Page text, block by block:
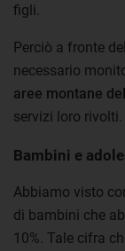
figli.
Perciò a fronte
necessario
aree montane
servizi loro rivolti.
Bambini e
Abbiamo visto
di bambini che
10%. Tale cifra